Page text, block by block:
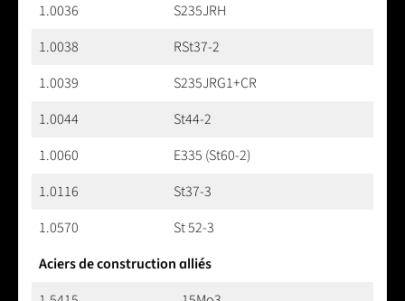
1.0036
S235JRH
1.0038
RSt37-2
1.0039
S235JRG1+CR
1.0044
St44-2
1.0060
E335 (St60-2)
1.0116
St37-3
1.0570
St 52-3
Aciers de construction alliés